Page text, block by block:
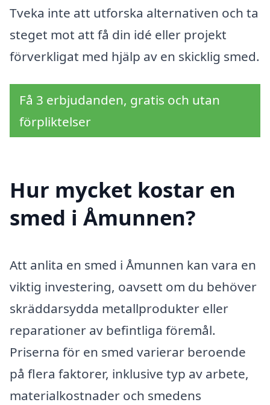
Tveka inte att utforska alternativen och ta
steget mot att få din idé eller projekt
förverkligat med hjälp av en skicklig smed.
Få 3 erbjudanden, gratis och utan
förpliktelser
Hur mycket kostar en
smed i Åmunnen?
Att anlita en smed i Åmunnen kan vara en
viktig investering, oavsett om du behöver
skräddarsydda metallprodukter eller
reparationer av befintliga föremål.
Priserna för en smed varierar beroende
på flera faktorer, inklusive typ av arbete,
materialkostnader och smedens